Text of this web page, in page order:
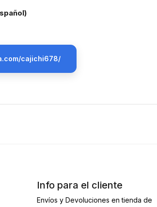
cajichi678/
Info para el cliente
Envíos y Devoluciones en tienda de